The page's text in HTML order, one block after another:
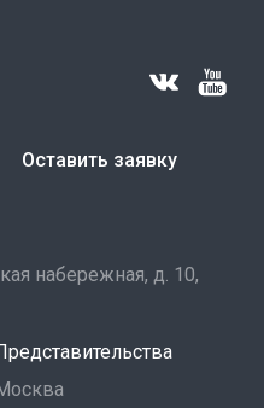
Оставить заявку
набережная, д. 10,